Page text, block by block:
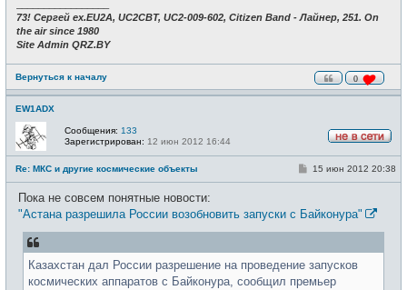
0
73! Сергей ex.EU2A, UC2CBT, UC2-009-602, Citizen Band - Лайнер, 251. On
the air since 1980
Site Admin QRZ.BY
Вернуться к началу
EW1ADX
е
в
с
Сообщения: 133
Зарегистрирован: 12 июн 2012 16:44
Re: МКС и другие космические объекты
С
щ
н
е
15 июн 2012 20:38
Пока не совсем понятные новости:
"Астана разрешила России возобновить запуски с Байконура"
Казахстан дал России разрешение на проведение запусков
космических аппаратов с Байконура, сообщил премьер